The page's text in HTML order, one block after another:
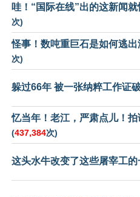
哇！“国际在线”出的这新闻就
次)
怪事！数吨重巨石是如何逃出
次)
躲过66年 被一张纳粹工作证
忆当年！老江，严肃点儿！拍
(437,384次)
这头水牛改变了这些屠宰工的